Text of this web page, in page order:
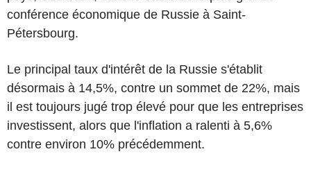
conférence économique de Russie à Saint-
Pétersbourg.
Le principal taux d'intérêt de la Russie s'établit
désormais à 14,5%, contre un sommet de 22%, mais
il est toujours jugé trop élevé pour que les entreprises
investissent, alors que l'inflation a ralenti à 5,6%
contre environ 10% précédemment.